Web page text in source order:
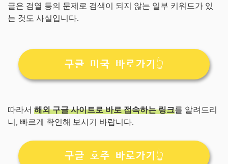
글은 검열 등의 문제로 검색이 되지 않는 일부 키워드가 있
는 것도 사실입니다.
구글 미국 바로가기👆
따라서 해외 구글 사이트로 바로 접속하는 링크를 알려드리
니, 빠르게 확인해 보시기 바랍니다.
구글 호주 바로가기👆